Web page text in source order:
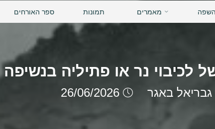
השפה מאמרים תמונות ספר האורחים
לכיבוי נר או פתיליה בנשיפה
גבריאל באגר 26/06/2026